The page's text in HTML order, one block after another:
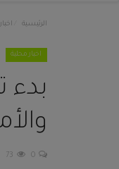
الرئيسية
اخبار محلية
بدء
0
73